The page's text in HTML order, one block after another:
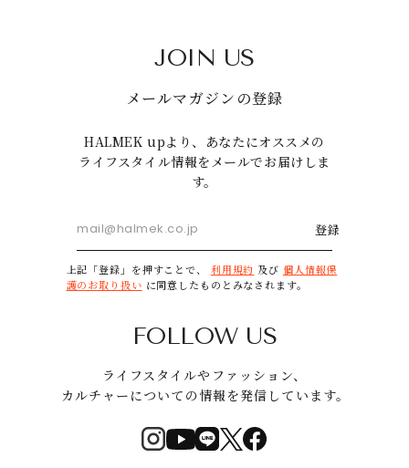
JOIN US
メールマガジンの登録
HALMEK upより、あなたにオススメの
ライフスタイル情報をメールでお届けしま
す。
登録
上記「登録」を押すことで、 利用規約 及び 個人情報保
護のお取り扱い に同意したものとみなされます。
FOLLOW US
ライフスタイルやファッション、
カルチャーについての情報を発信しています。